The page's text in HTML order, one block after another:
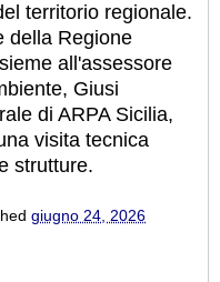
territorio regionale.
della Regione
all'assessore
Giusi
di ARPA Sicilia,
visita tecnica
strutture.
giugno 24, 2026